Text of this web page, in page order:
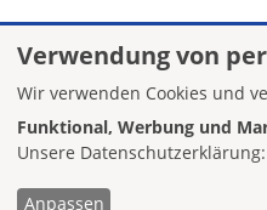
Verwendung von
Wir verwenden Cookies und
Funktional, Werbung und
Unsere Datenschutzerklärung:
Anpassen